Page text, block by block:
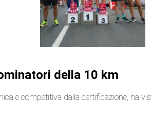
della 10 km
e competitiva dalla certificazione, ha